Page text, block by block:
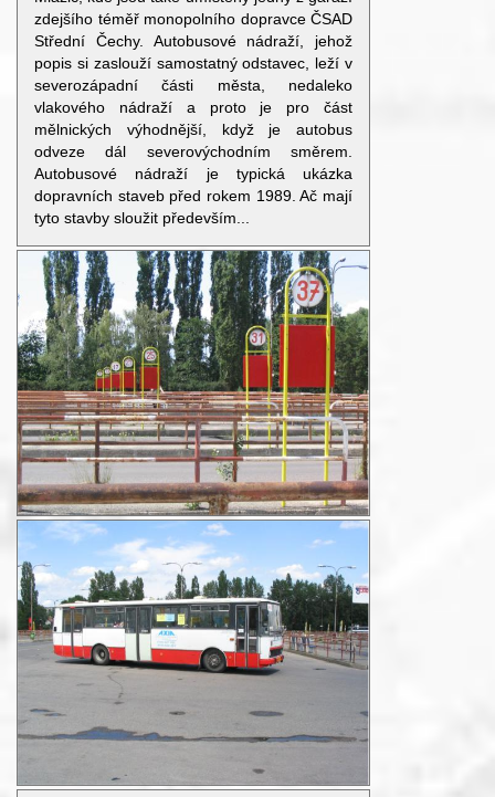
zdejšího téměř monopolního dopravce ČSAD
Střední Čechy. Autobusové nádraží, jehož
popis si zaslouží samostatný odstavec, leží v
severozápadní části města, nedaleko
vlakového nádraží a proto je pro část
mělnických výhodnější, když je autobus
odveze dál severovýchodním směrem.
Autobusové nádraží je typická ukázka
dopravních staveb před rokem 1989. Ač mají
tyto stavby sloužit především...